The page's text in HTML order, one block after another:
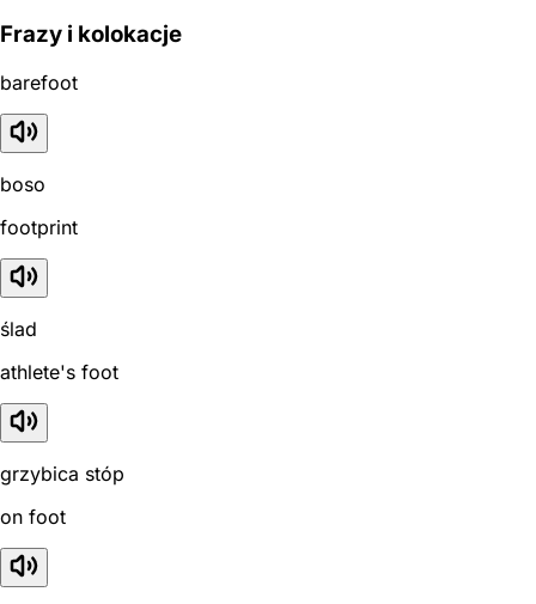
Frazy i kolokacje
barefoot
boso
footprint
ślad
athlete's foot
grzybica stóp
on foot